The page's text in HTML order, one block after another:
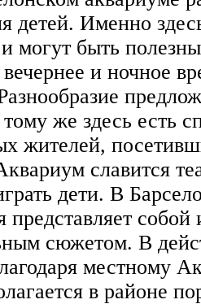
детей. Именно
могут быть
и ночное
же здесь есть
жителей,
славится
дети. В
представляет
сюжетом. В
местному
в районе